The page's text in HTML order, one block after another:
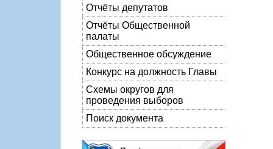
Отчёты депутатов
Отчёты Общественной
палаты
Общественное обсуждение
Конкурс на должность Главы
Схемы округов для
проведения выборов
Поиск документа